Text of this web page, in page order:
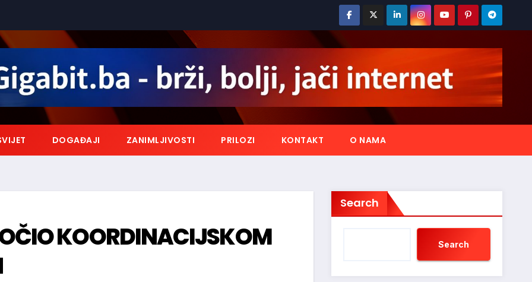
DOGAĐAJI ZANIMLJIVOSTI PRILOZI KONTAKT O NAMA
KOORDINACIJSKOM
Search
Search